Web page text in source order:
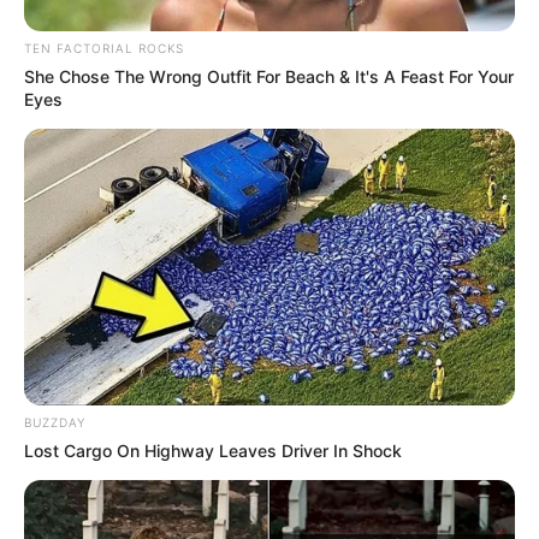
TEN FACTORIAL ROCKS
She Chose The Wrong Outfit For Beach & It's A Feast For Your
Eyes
BUZZDAY
Lost Cargo On Highway Leaves Driver In Shock